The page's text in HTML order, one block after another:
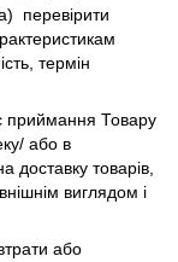
перевірити
термін
приймання Товару
або в
доставку товарів,
виглядом і
або